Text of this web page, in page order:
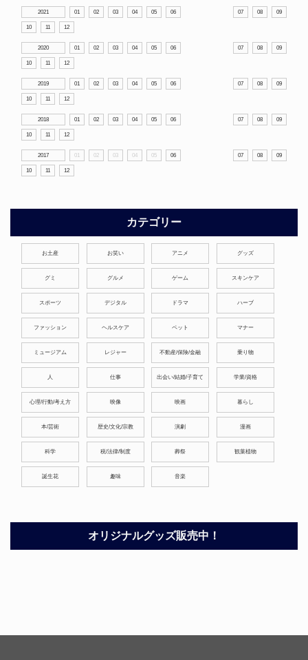
2021 01 02 03 04 05 06 07 08 09
10 11 12
2020 01 02 03 04 05 06 07 08 09
10 11 12
2019 01 02 03 04 05 06 07 08 09
10 11 12
2018 01 02 03 04 05 06 07 08 09
10 11 12
2017 01 02 03 04 05 06 07 08 09
10 11 12
カテゴリー
お土産 お笑い アニメ グッズ
グミ グルメ ゲーム スキンケア
スポーツ デジタル ドラマ ハーブ
ファッション ヘルスケア ペット マナー
ミュージアム レジャー 不動産/保険/金融 乗り物
人 仕事 出会い/結婚/子育て 学業/資格
心理/行動/考え方 映像 映画 暮らし
本/芸術 歴史/文化/宗教 演劇 漫画
科学 税/法律/制度 葬祭 観葉植物
誕生花 趣味 音楽
オリジナルグッズ販売中！